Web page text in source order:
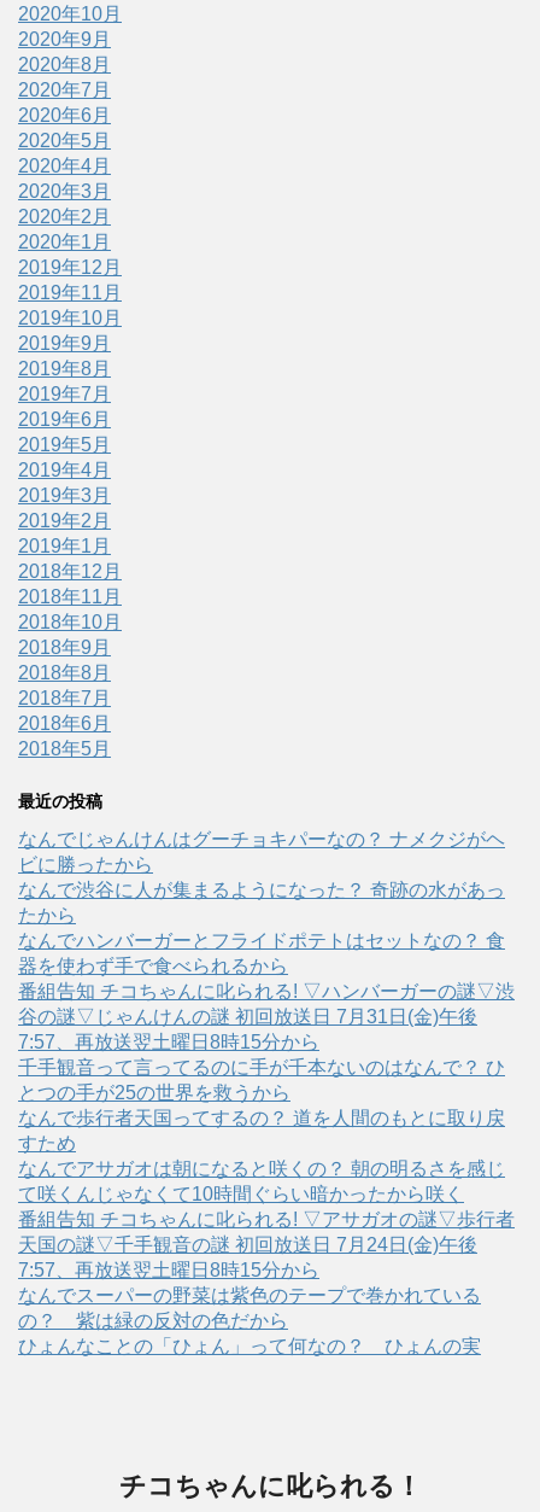
2020年10月
2020年9月
2020年8月
2020年7月
2020年6月
2020年5月
2020年4月
2020年3月
2020年2月
2020年1月
2019年12月
2019年11月
2019年10月
2019年9月
2019年8月
2019年7月
2019年6月
2019年5月
2019年4月
2019年3月
2019年2月
2019年1月
2018年12月
2018年11月
2018年10月
2018年9月
2018年8月
2018年7月
2018年6月
2018年5月
最近の投稿
なんでじゃんけんはグーチョキパーなの？ ナメクジがヘ
ビに勝ったから
なんで渋谷に人が集まるようになった？ 奇跡の水があっ
たから
なんでハンバーガーとフライドポテトはセットなの？ 食
器を使わず手で食べられるから
番組告知 チコちゃんに叱られる! ▽ハンバーガーの謎▽渋
谷の謎▽じゃんけんの謎 初回放送日 7月31日(金)午後
7:57、再放送翌土曜日8時15分から
千手観音って言ってるのに手が千本ないのはなんで？ ひ
とつの手が25の世界を救うから
なんで歩行者天国ってするの？ 道を人間のもとに取り戻
すため
なんでアサガオは朝になると咲くの？ 朝の明るさを感じ
て咲くんじゃなくて10時間ぐらい暗かったから咲く
番組告知 チコちゃんに叱られる! ▽アサガオの謎▽歩行者
天国の謎▽千手観音の謎 初回放送日 7月24日(金)午後
7:57、再放送翌土曜日8時15分から
なんでスーパーの野菜は紫色のテープで巻かれている
の？ 紫は緑の反対の色だから
ひょんなことの「ひょん」って何なの？ ひょんの実
チコちゃんに叱られる！